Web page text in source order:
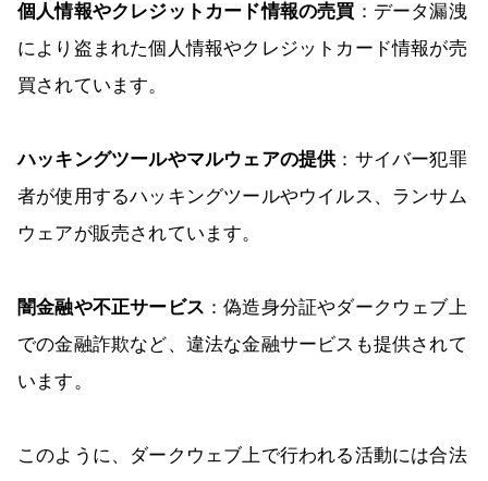
個人情報やクレジットカード情報の売買 ：データ漏洩
により盗まれた個人情報やクレジットカード情報が売
買されています。
ハッキングツールやマルウェアの提供：サイバー犯罪
者が使用するハッキングツールやウイルス、ランサム
ウェアが販売されています。
闇金融や不正サービス ：偽造身分証やダークウェブ上
での金融詐欺など、違法な金融サービスも提供されて
います。
このように、ダークウェブ上で行われる活動には合法